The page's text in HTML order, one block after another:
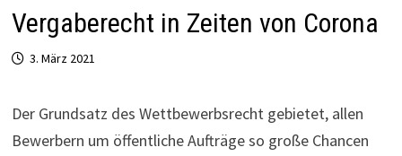
Vergaberecht in Zeiten von Corona
3. März 2021
Der Grundsatz des Wettbewerbsrecht gebietet, allen
Bewerbern um öffentliche Aufträge so große Chancen